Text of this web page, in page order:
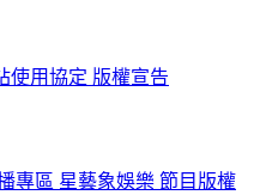
使用協定 版權宣告
專區 星藝象娛樂 節目版權